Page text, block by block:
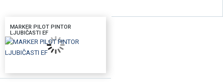
MARKER PILOT PINTOR
LJUBIČASTI EF